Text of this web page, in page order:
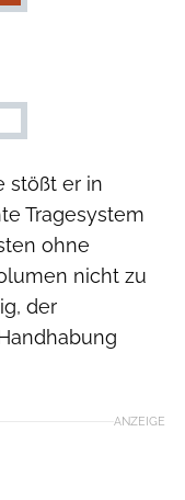
stößt er in
Tragesystem
ohne
nicht zu
der
ANZEIGE